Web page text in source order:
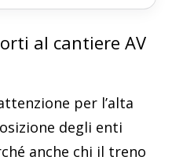
al cantiere AV
per l’alta
degli enti
anche chi il treno